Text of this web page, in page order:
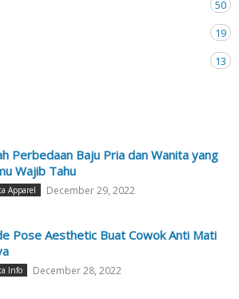
50
19
13
Perbedaan Baju Pria dan Wanita yang
Wajib Tahu
Apparel December 29, 2022
Pose Aesthetic Buat Cowok Anti Mati
Info December 28, 2022